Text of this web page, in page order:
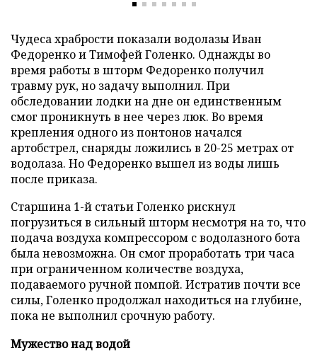
Чудеса храбрости показали водолазы Иван
Федоренко и Тимофей Голенко. Однажды во
время работы в шторм Федоренко получил
травму рук, но задачу выполнил. При
обследовании лодки на дне он единственным
смог проникнуть в нее через люк. Во время
крепления одного из понтонов начался
артобстрел, снаряды ложились в 20-25 метрах от
водолаза. Но Федоренко вышел из воды лишь
после приказа.
Старшина 1-й статьи Голенко рискнул
погрузиться в сильный шторм несмотря на то, что
подача воздуха компрессором с водолазного бота
была невозможна. Он смог проработать три часа
при ограниченном количестве воздуха,
подаваемого ручной помпой. Истратив почти все
силы, Голенко продолжал находиться на глубине,
пока не выполнил срочную работу.
Мужество над водой